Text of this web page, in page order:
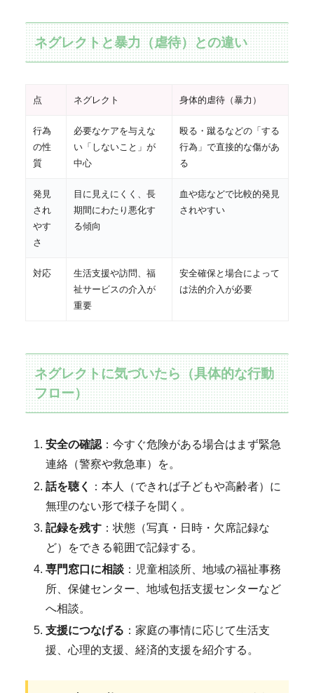
ネグレクトと暴力（虐待）との違い
点 ネグレクト 身体的虐待（暴力）
行為
の性
質
必要なケアを与えな
い「しないこと」が
中心
殴る・蹴るなどの「する
行為」で直接的な傷があ
る
発見
され
やす
さ
目に見えにくく、長
期間にわたり悪化す
る傾向
血や痣などで比較的発見
されやすい
対応
生活支援や訪問、福
祉サービスの介入が
重要
安全確保と場合によって
は法的介入が必要
ネグレクトに気づいたら（具体的な行動
フロー）
安全の確認 ：今すぐ危険がある場合はまず緊急
連絡（警察や救急車）を。
話を聴く
：本人（できれば子どもや高齢者）に
無理のない形で様子を聞く。
記録を残す ：状態（写真・日時・欠席記録な
ど）をできる範囲で記録する。
専門窓口に相談 ：児童相談所、地域の福祉事務
所、保健センター、地域包括支援センターなど
へ相談。
支援につなげる ：家庭の事情に応じて生活支
援、心理的支援、経済的支援を紹介する。